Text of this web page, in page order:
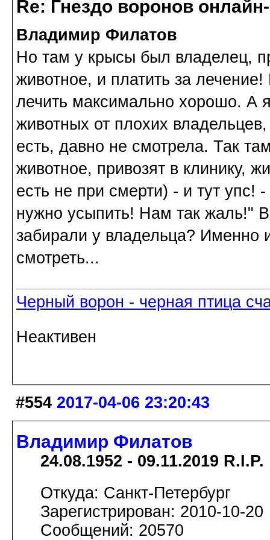
Re: Гнездо воронов
Владимир Филатов
Но там у крысы был владелец,
животное, и платить за
лечить максимально хорошо. А
животных от плохих
есть, давно не смотрела. Так
животное, привозят в клинику,
есть не при смерти) - и тут упс!
нужно усыпить! Нам так жаль!"
забирали у владельца? Именно
смотреть...
Черный ворон - черная птица
Неактивен
#554 2017-04-06 23:20:43
Владимир Филатов
24.08.1952 - 09.11.2019 R.I.P.
Откуда: Санкт-Петербург
Зарегистрирован: 2010-10-20
Сообщений: 20570